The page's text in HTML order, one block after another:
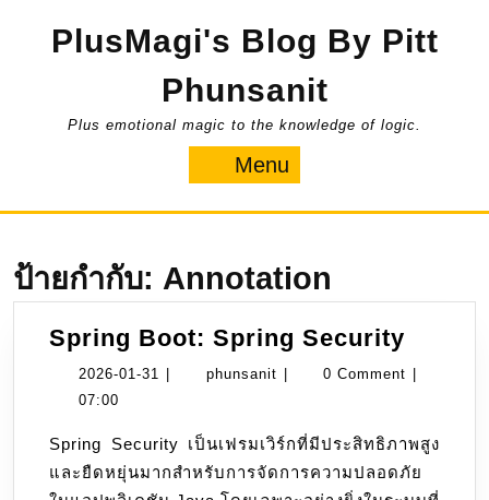
PlusMagi's Blog By Pitt
Phunsanit
Plus emotional magic to the knowledge of logic.
Menu
ป้ายกำกับ: Annotation
Spring Boot: Spring Security
Boot:
2026-01-31 2026- phunsanit phunsanit0 Comment
07:00
Spring Security เป็นเฟรมเวิร์กที่มีประสิทธิภาพสูง
และยืดหยุ่นมากสำหรับการจัดการความปลอดภัย